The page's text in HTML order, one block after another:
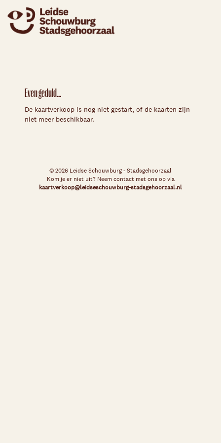
Even geduld...
De kaartverkoop is nog niet gestart, of de kaarten zijn
niet meer beschikbaar.
© 2026 Leidse Schouwburg - Stadsgehoorzaal
Kom je er niet uit? Neem contact met ons op via
kaartverkoop@leidseschouwburg-stadsgehoorzaal.nl